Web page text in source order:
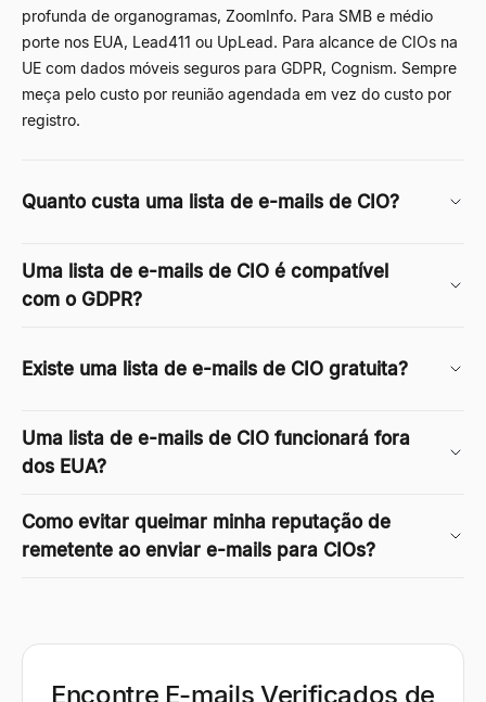
profunda de organogramas, ZoomInfo. Para SMB e médio
porte nos EUA, Lead411 ou UpLead. Para alcance de CIOs na
UE com dados móveis seguros para GDPR, Cognism. Sempre
meça pelo custo por reunião agendada em vez do custo por
registro.
Quanto custa uma lista de e-mails de CIO?
Uma lista de e-mails de CIO é compatível
com o GDPR?
Existe uma lista de e-mails de CIO gratuita?
Uma lista de e-mails de CIO funcionará fora
dos EUA?
Como evitar queimar minha reputação de
remetente ao enviar e-mails para CIOs?
Encontre E-mails Verificados de